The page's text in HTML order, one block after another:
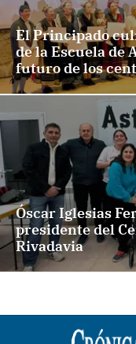
El Principado
de la Escuela de
futuro de los
Óscar Iglesias
presidente del
Rivadavia